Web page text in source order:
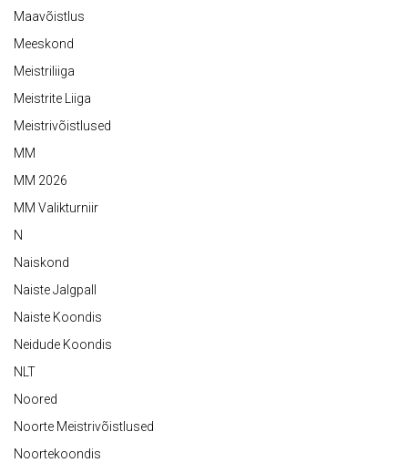
Maavõistlus
Meeskond
Meistriliiga
Meistrite Liiga
Meistrivõistlused
MM
MM 2026
MM Valikturniir
N
Naiskond
Naiste Jalgpall
Naiste Koondis
Neidude Koondis
NLT
Noored
Noorte Meistrivõistlused
Noortekoondis